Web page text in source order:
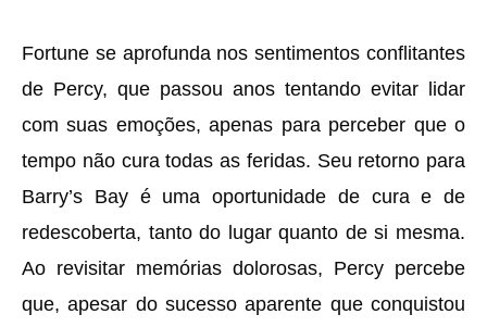
Fortune se aprofunda nos sentimentos conflitantes
de Percy, que passou anos tentando evitar lidar
com suas emoções, apenas para perceber que o
tempo não cura todas as feridas. Seu retorno para
Barry’s Bay é uma oportunidade de cura e de
redescoberta, tanto do lugar quanto de si mesma.
Ao revisitar memórias dolorosas, Percy percebe
que, apesar do sucesso aparente que conquistou